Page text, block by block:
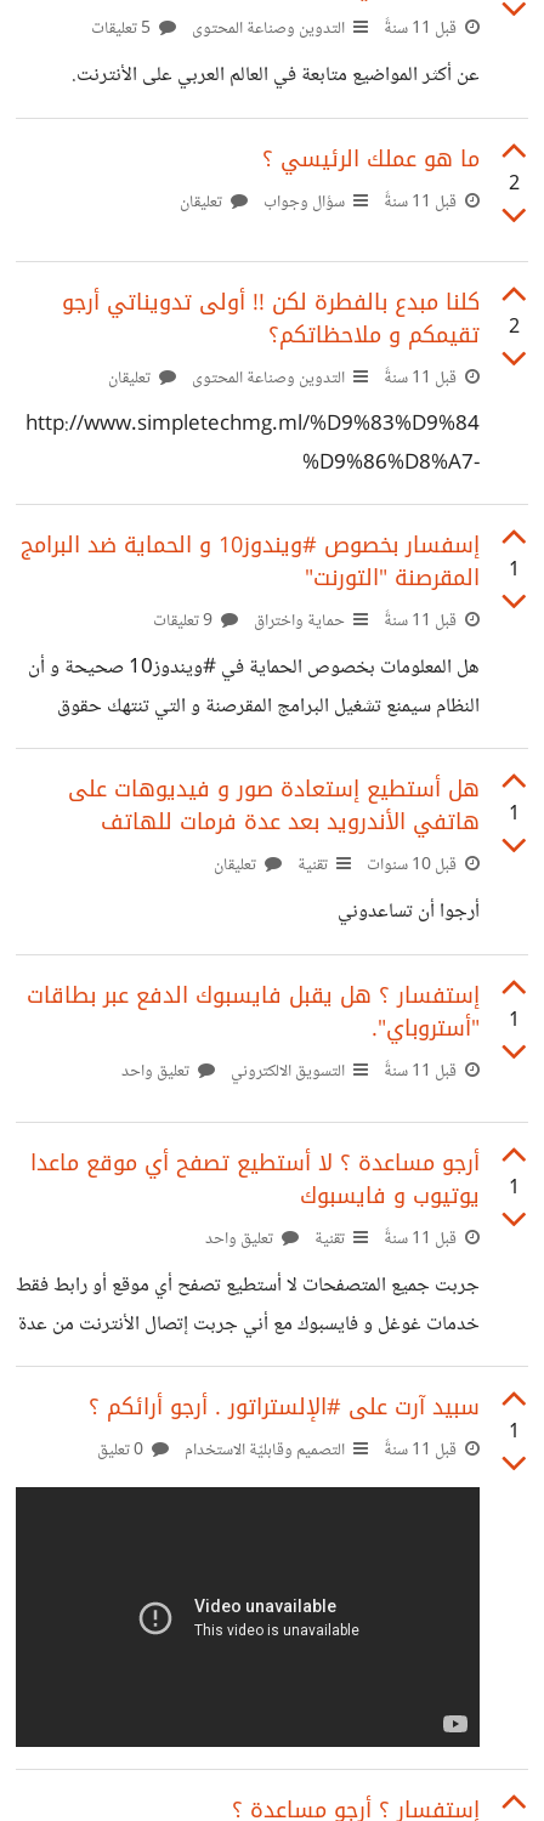
قبل 11 سنةً التدوين وصناعة المحتوى
عن أكثر المواضيع متابعة في العالم العربي على الأنترنت.
2
ما هو عملك الرئيسي ؟
قبل 11 سنةً سؤال وجواب تعليقان
2
كلنا مبدع بالفطرة لكن !! أولى تدويناتي أرجو
تقيمكم و ملاحظاتكم؟
قبل 11 سنةً التدوين وصناعة المحتوى تعليقان
http://www.simpletechmg.ml/%D9%83%D9%84
%D9%86%D8%A7-
%D9%85%D8%A8%D8%AF%D8%B9-
%D8%A8%D8%A7%D9%84%D9%81%D8%B7%D
8%B1%D8%A9-%D9%84%D9%83%D9%86-2/
1
إسفسار بخصوص #ويندوز10 و الحماية ضد البرامج
المقرصنة "التورنت"
قبل 11 سنةً حماية واختراق
هل المعلومات بخصوص الحماية في #ويندوز10 صحيحة و أن
النظام سيمنع تشغيل البرامج المقرصنة و التي تنتهك حقوق
النشر
1
هل أستطيع إستعادة صور و فيديوهات على
هاتفي الأندرويد بعد عدة فرمات للهاتف
قبل 10 سنوات تقنية تعليقان
أرجوا أن تساعدوني
1
إستفسار ؟ هل يقبل فايسبوك الدفع عبر بطاقات
"أستروباي".
قبل 11 سنةً التسويق الالكتروني تعليق واحد
1
أرجو مساعدة ؟ لا أستطيع تصفح أي موقع ماعدا
يوتيوب و فايسبوك
قبل 11 سنةً تقنية تعليق واحد
جربت جميع المتصفحات لا أستطيع تصفح أي موقع أو رابط فقط
خدمات غوغل و فايسبوك مع أني جربت إتصال الأنترنت من عدة
نقاط و الإتصال جيد جربت الإتصال و التصفح من الهاتف و كل
شئ يعمل جيدا فقط من حاسوبي لا أستطيع
http://imgur.com/NbdfTro
1
سبيد آرت على #الإلستراتور . أرجو أرائكم ؟
قبل 11 سنةً التصميم وقابليّة الاستخدام
إستفسار ؟ أرجو مساعدة ؟